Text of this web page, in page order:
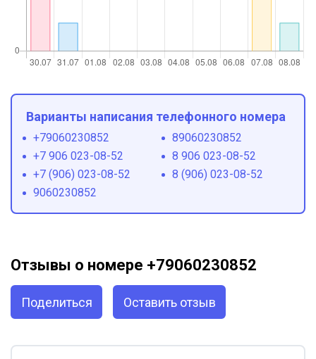
Варианты написания телефонного номера
+79060230852
89060230852
+7 906 023-08-52
8 906 023-08-52
+7 (906) 023-08-52
8 (906) 023-08-52
9060230852
Отзывы о номере +79060230852
Поделиться Оставить отзыв